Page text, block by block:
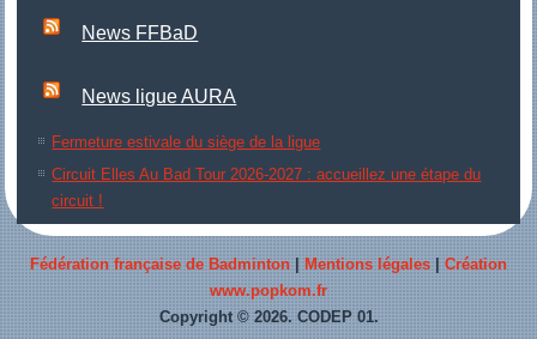
News FFBaD
News ligue AURA
Fermeture estivale du siège de la ligue
Circuit Elles Au Bad Tour 2026-2027 : accueillez une étape du
circuit !
Fédération française de Badminton Mentions légales
Création
www.popkom.fr
Copyright © 2026. CODEP 01.